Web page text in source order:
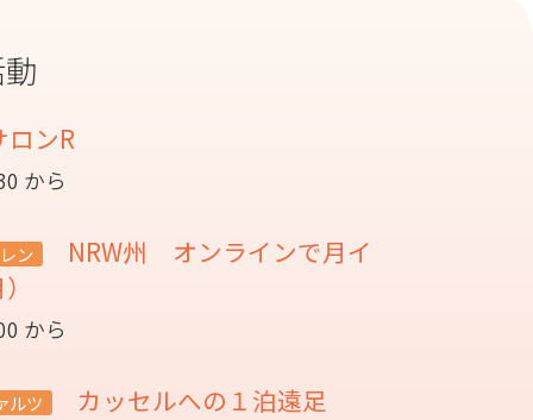
ンR
から
ン
NRW州 オンラインで月イ
から
ルツ カッセルへの１泊遠足